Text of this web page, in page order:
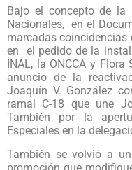
Bajo el concepto de la
Nacionales, en el
marcadas coincidencias
en el pedido de la
INAL, la ONCCA y
anuncio de la
Joaquín V. González
ramal C-18 que une
También por la
Especiales en la
También se volvió a